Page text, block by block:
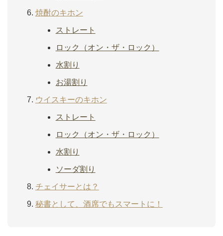
焼酎のキホン
ストレート
ロック（オン・ザ・ロック）
水割り
お湯割り
ウイスキーのキホン
ストレート
ロック（オン・ザ・ロック）
水割り
ソーダ割り
チェイサーとは？
秘書として、酒席でもスマートに！